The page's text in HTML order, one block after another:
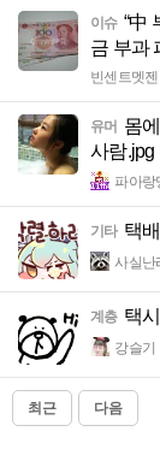
이슈 “中
금 부과
빈센트멧젠
유머 몸
사람.jpg
파아랑
기타 택
사실난
계층 택
강슬기
최근 다음